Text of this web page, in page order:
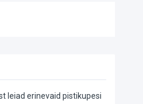
leiad erinevaid pistikupesi